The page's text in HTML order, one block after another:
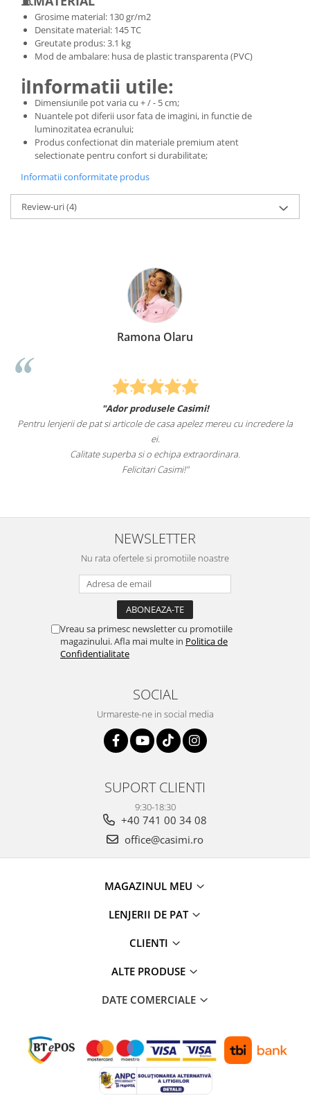
Grosime material: 130 gr/m2
Densitate material: 145 TC
Greutate produs: 3.1 kg
Mod de ambalare: husa de plastic transparenta (PVC)
ℹ️Informatii utile:
Dimensiunile pot varia cu + / - 5 cm;
Nuantele pot diferii usor fata de imagini, in functie de
luminozitatea ecranului;
Produs confectionat din materiale premium atent
selectionate pentru confort si durabilitate;
Informatii conformitate produs
Review-uri(4)
apelez mereu cu incredere la
extraordinara.
Felcitari oameni minunati pentru
sunteti cei mai buni. Nepotii mei au
Recomand cu drag si
NEWSLETTER
Nu rata ofertele si promotiile noastre
Vreau sa primesc newsletter cu promotiile
magazinului. Afla mai multe in Politica de
Confidentialitate
SOCIAL
Urmareste-ne in social media
SUPORT CLIENTI
9:30-18:30
+40 741 00 34 08
office@casimi.ro
MAGAZINUL MEU
LENJERII DE PAT
CLIENTI
ALTE PRODUSE
DATE COMERCIALE